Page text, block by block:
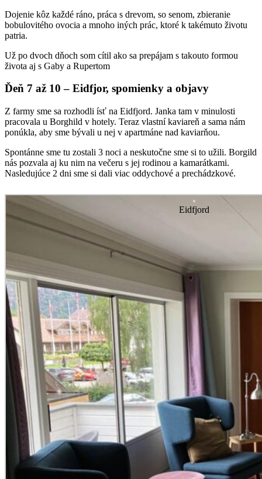
Dojenie kôz každé ráno, práca s drevom, so senom, zbieranie
bobulovitého ovocia a mnoho iných prác, ktoré k takémuto životu
patria.
Už po dvoch dňoch som cítil ako sa prepájam s takouto formou
života aj s Gaby a Rupertom
Ďeň 7 až 10 – Eidfjor, spomienky a objavy
Z farmy sme sa rozhodli ísť na Eidfjord. Janka tam v minulosti
pracovala u Borghild v hotely. Teraz vlastní kaviareň a sama nám
ponúkla, aby sme bývali u nej v apartmáne nad kaviarňou.
Spontánne sme tu zostali 3 noci a neskutočne sme si to užili. Borgild
nás pozvala aj ku nim na večeru s jej rodinou a kamarátkami.
Nasledujúce 2 dni sme si dali viac oddychové a prechádzkové.
Eidfjord